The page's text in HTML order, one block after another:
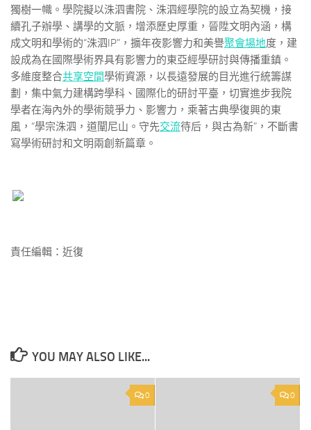
獨樹一幟。學院擬以洙泗書院、洙泗經學院的設立為契機，接
續孔子辦學、講學的文脈，增添歷史厚重，晉陞文明內涵，構
成文明和學術的“洙泗IP”，擴年夜影響力和美譽聚會場地度，建
設成為在國際學術界具有影響力的東亞經學研討與傳播重鎮。
多維度整合共享空間學術資源，以長遠發展的目光進行統籌謀
劃，集中氣力建構跨學科、國際化的研討平臺，切實進步我院
學者在海內外的學術競爭力、影響力，乘著古典學復興的東
風，“學宗洙泗，道闡尼山。守先交流待后，與古為新”，不斷書
寫學術研討和文明兩創新篇章。
責任編輯：近復
YOU MAY ALSO LIKE...
0 0